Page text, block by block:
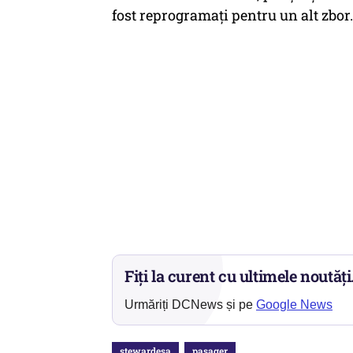
fost reprogramați pentru un alt zbor.
Fiți la curent cu ultimele
Urmăriți DCNews și pe Google News